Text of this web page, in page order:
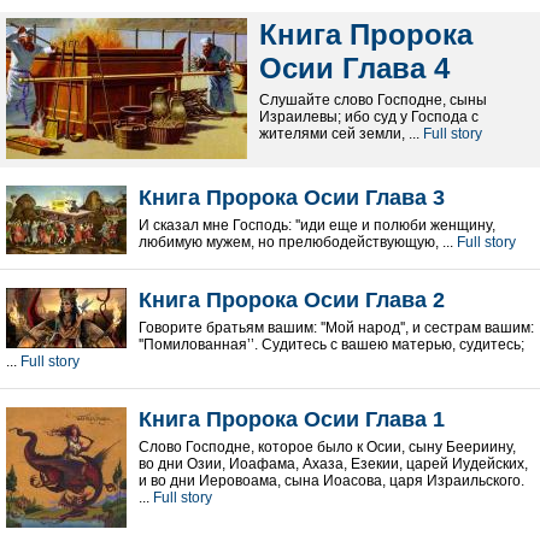
Книга Пророка
Осии Глава 4
Слушайте слово Господне, сыны
Израилевы; ибо суд у Господа с
жителями сей земли, ... Full story
Книга Пророка Осии Глава 3
И сказал мне Господь: ''иди еще и полюби женщину,
любимую мужем, но прелюбодействующую, ... Full story
Книга Пророка Осии Глава 2
Говорите братьям вашим: ''Мой народ'', и сестрам вашим:
''Помилованная’’. Судитесь с вашею матерью, судитесь;
... Full story
Книга Пророка Осии Глава 1
Слово Господне, которое было к Осии, сыну Беериину,
во дни Озии, Иоафама, Ахаза, Езекии, царей Иудейских,
и во дни Иеровоама, сына Иоасова, царя Израильского.
... Full story